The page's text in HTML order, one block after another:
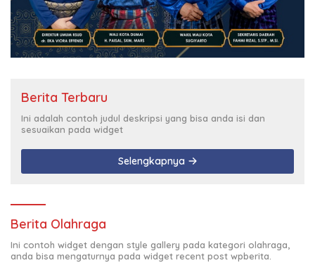
Berita Terbaru
Ini adalah contoh judul deskripsi yang bisa anda isi dan
sesuaikan pada widget
Selengkapnya
Berita Olahraga
Ini contoh widget dengan style gallery pada kategori olahraga,
anda bisa mengaturnya pada widget recent post wpberita.